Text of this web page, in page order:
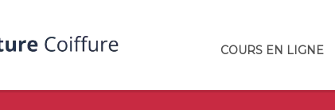
COURS EN LIGNE